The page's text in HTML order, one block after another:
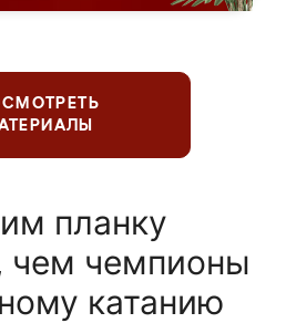
планку
чем чемпионы
катанию